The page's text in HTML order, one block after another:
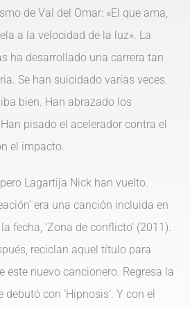
de Val del Omar: «El que ama,
a la velocidad de la luz». La
ha desarrollado una carrera tan
Se han suicidado varias veces.
bien. Han abrazado los
pisado el acelerador contra el
el impacto.
Lagartija Nick han vuelto.
era una canción incluida en
fecha, ‘Zona de conflicto’ (2011).
reciclan aquel título para
este nuevo cancionero. Regresa la
con ‘Hipnosis’. Y con el